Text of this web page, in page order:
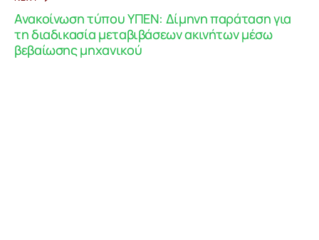
Ανακοίνωση τύπου ΥΠΕΝ: Δίμηνη παράταση για
τη διαδικασία μεταβιβάσεων ακινήτων μέσω
βεβαίωσης μηχανικού